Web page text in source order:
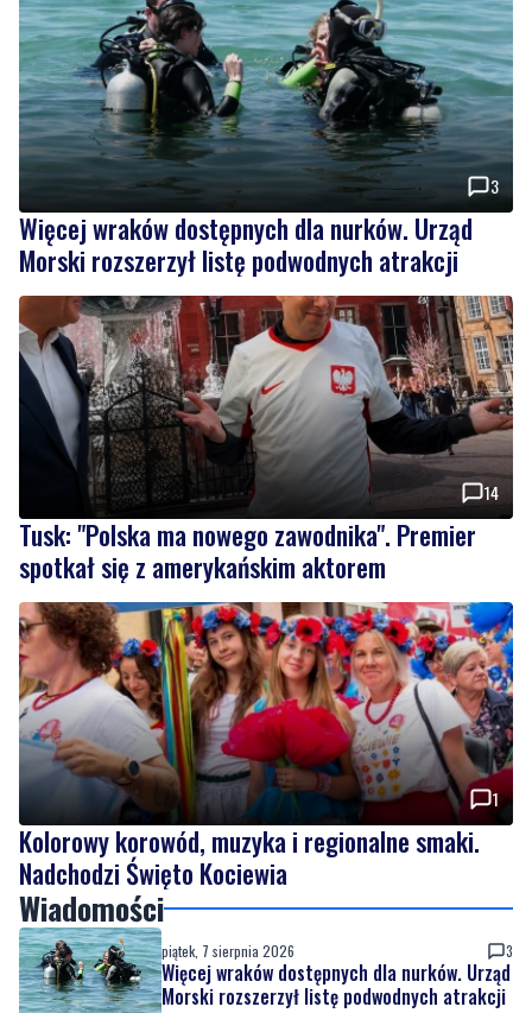
3
Więcej wraków dostępnych dla nurków. Urząd
Morski rozszerzył listę podwodnych atrakcji
14
Tusk: "Polska ma nowego zawodnika". Premier
spotkał się z amerykańskim aktorem
1
Kolorowy korowód, muzyka i regionalne smaki.
Nadchodzi Święto Kociewia
Wiadomości
piątek, 7 sierpnia 2026 3
Więcej wraków dostępnych dla nurków. Urząd
Morski rozszerzył listę podwodnych atrakcji